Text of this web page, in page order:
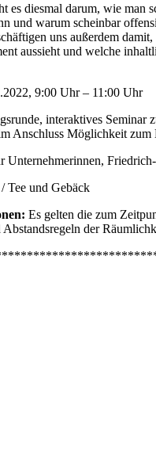
es diesmal darum, wie man
und warum scheinbar
uns außerdem
aussieht und welche
9:00 Uhr – 11:00 Uhr
interaktives Seminar
Anschluss Möglichkeit zum
Unternehmerinnen,
Tee und Gebäck
Es gelten die zum
der